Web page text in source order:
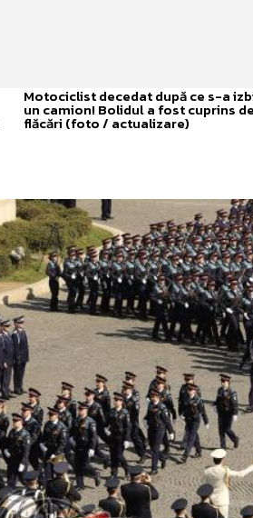
Motociclist decedat după ce s-a
un camion! Bolidul a fost cuprins de
flăcări (foto / actualizare)